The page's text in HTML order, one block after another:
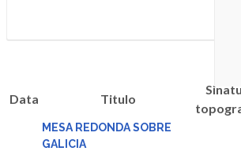
Data Titulo
MESA REDONDA SOBRE
GALICIA